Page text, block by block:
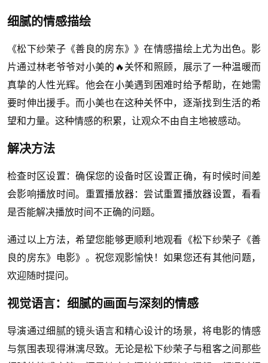
细腻的情感描绘
《松下纱荣子《善良的房东》》在情感描绘上尤为出色。影
片通过林老爷爷对小美的🔥关怀和照顾，展示了一种温暖而
真挚的人性光辉。他会在小美遇到困难时给予帮助，在她需
要时伸出援手。而小美也在这种关怀中，逐渐找到生活的希
望和力量。这种情感的积累，让观众不由自主地被感动。
解决方法
检查时区设置：确保您的设备时区设置正确，有时候时间差
会影响播放时间。重置播放器：尝试重置播放器设置，看看
是否能解决播放时间不正确的问题。
通过以上方法，希望您能够更顺利地观看《松下纱荣子《善
良的房东》电影》。祝您观影愉快！如果您还有其他问题，
欢迎随时提问。
视觉语言：细腻的画面与深刻的情感
导演通过细腻的镜头语言和精心设计的场景，将电影的情感
与氛围表现得淋漓尽致。无论是松下纱荣子与租客之间那些